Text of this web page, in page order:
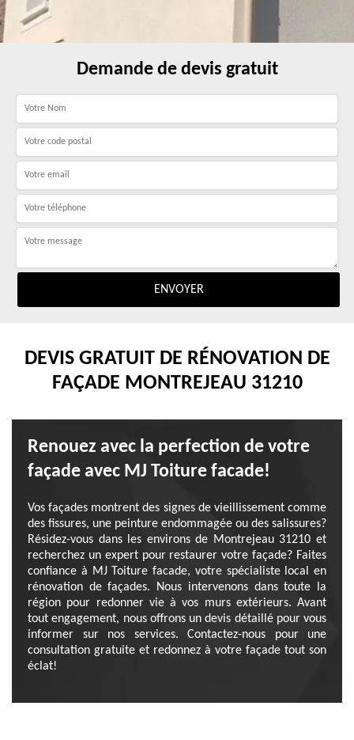
Demande de devis gratuit
DEVIS GRATUIT DE RÉNOVATION DE
FAÇADE MONTREJEAU 31210
Renouez avec la perfection de votre
façade avec MJ Toiture facade!
Vos façades montrent des signes de vieillissement comme
des fissures, une peinture endommagée ou des salissures?
Résidez-vous dans les environs de Montrejeau 31210 et
recherchez un expert pour restaurer votre façade? Faites
confiance à MJ Toiture facade, votre spécialiste local en
rénovation de façades. Nous intervenons dans toute la
région pour redonner vie à vos murs extérieurs. Avant
tout engagement, nous offrons un devis détaillé pour vous
informer sur nos services. Contactez-nous pour une
consultation gratuite et redonnez à votre façade tout son
éclat!